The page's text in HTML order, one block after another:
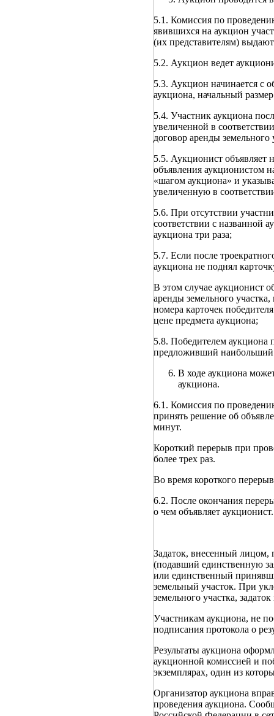
5.1. Комиссия по
явившихся на аукцион
(их представителям)
5.2. Аукцион ведет
5.3. Аукцион начинается с
аукциона, начальный
5.4. Участник аукциона
увеличенной в
договор аренды
5.5. Аукционист объявляет
объявления аукционистом
«шагом аукциона» и
увеличенную в
5.6. При отсутствии
соответствии с названной
аукциона три раза;
5.7. Если после
аукциона не поднял
В этом случае аукционист
аренды земельного
номера карточек
цене предмета аукциона;
5.8. Победителем аукциона
предложивший наибольший
В ходе аукциона
аукциона.
6.1. Комиссия по
принять решение об
минут.
Короткий перерыв при
более трех раз.
Во время короткого
6.2. После окончания
о чем объявляет аукционист.
Задаток, внесенный
(подавший единственную
или единственный
земельный участок. При
земельного участка,
Участникам аукциона, не
подписания протокола о
Результаты аукциона
аукционной комиссией и
экземплярах, один из
Организатор аукциона
проведения аукциона.